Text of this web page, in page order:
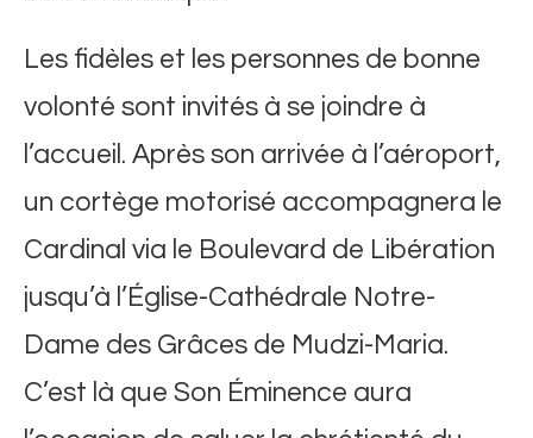
Les fidèles et les personnes de bonne
volonté sont invités à se joindre à
l’accueil. Après son arrivée à l’aéroport,
un cortège motorisé accompagnera le
Cardinal via le Boulevard de Libération
jusqu’à l’Église-Cathédrale Notre-
Dame des Grâces de Mudzi-Maria.
C’est là que Son Éminence aura